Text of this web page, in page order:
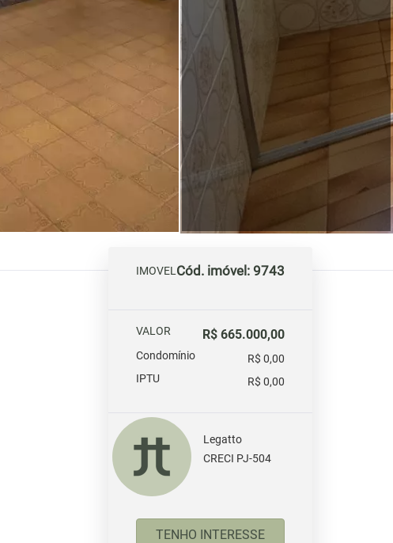
IMOVELCód. imóvel: 9743
VALOR R$ 665.000,00
Condomínio
R$ 0,00
IPTU
R$ 0,00
Legatto
CRECI PJ-504
TENHO INTERESSE